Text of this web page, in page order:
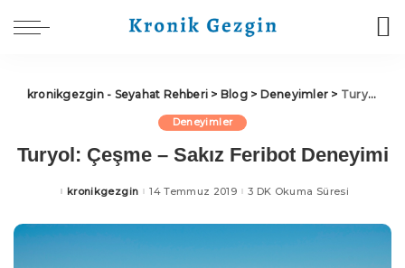
kronikgezgin - Seyahat Rehberi > Blog> Deneyimler > Turyol: Çeşme – Sakız Feribot Deneyimi
Deneyimler
Turyol: Çeşme – Sakız Feribot Deneyimi
Posted
kronikgezgin 14 Temmuz 2019 3 DK Okuma Süresi